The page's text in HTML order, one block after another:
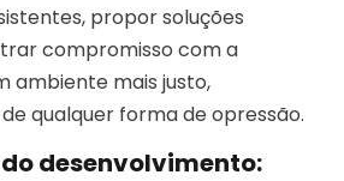
propor soluções
compromisso com a
ambiente mais justo,
qualquer forma de opressão.
desenvolvimento: